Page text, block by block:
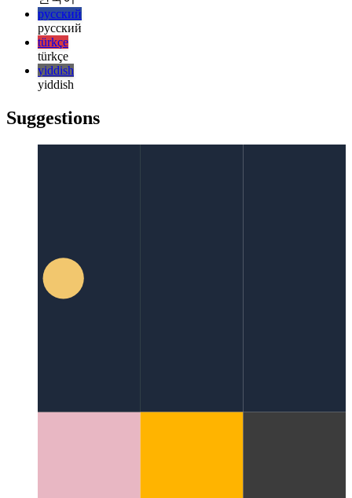
日本語
한국어
한국어
русский
русский
türkçe
yiddish
yiddish